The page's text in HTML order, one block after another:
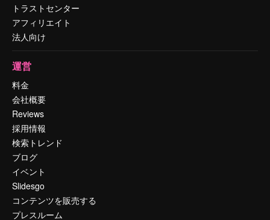
トラストセンター
アフィリエイト
法人向け
運営
料金
会社概要
Reviews
採用情報
検索トレンド
ブログ
イベント
Slidesgo
コンテンツを販売する
プレスルーム